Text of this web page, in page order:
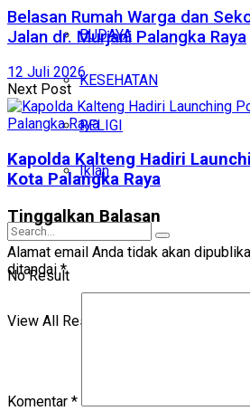
BUDAYA
KESEHATAN
RELIGI
Iklan
No Result
View All Result
Belasan Rumah Warga dan
Jalan dr. Murjani Palangka Raya
12 Juli 2026
Next Post
Kapolda Kalteng Hadiri
Kota Palangka Raya
Tinggalkan Balasan
Alamat email Anda tidak akan
ditandai*
Komentar *